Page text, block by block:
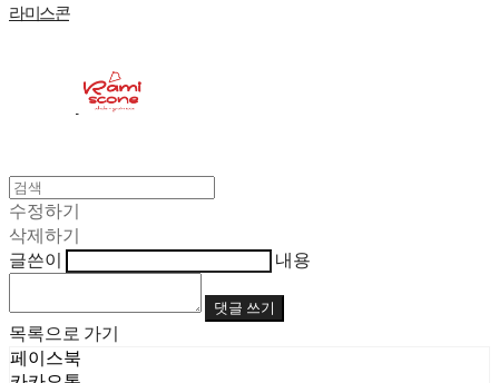
라미스콘
수정하기
삭제하기
글쓴이
내용
댓글 쓰기
목록으로 가기
페이스북